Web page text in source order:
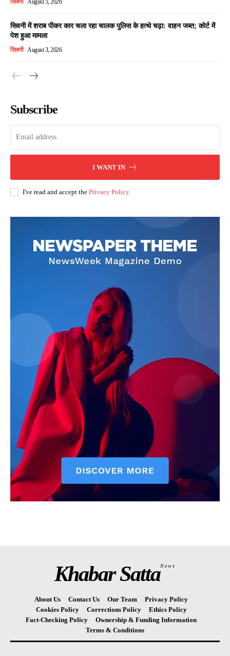
सिवनी August 5, 2026
सिवनी में शराब पीकर कार चला रहा चालक पुलिस के हत्थे चढ़ा: वाहन जब्त; कोर्ट में
पेश हुआ मामला
सिवनी August 3, 2026
Subscribe
I WANT IN
I've read and accept the Privacy Policy.
Khabar SattaNews
About Us Contact Us Our Team
Privacy Policy
Cookies Policy
Corrections Policy
Ethics Policy
Fact-Checking Policy
Ownership & Funding Information
Terms & Conditions